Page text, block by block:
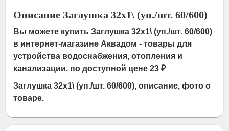
Описание Заглушка 32х1\ (уп./шт. 60/600)
Вы можете купить Заглушка 32х1\ (уп./шт. 60/600)
в интернет-магазине Аквадом - товары для
устройства водоснабжения, отопления и
канализации. по доступной цене 23 ₽
Заглушка 32х1\ (уп./шт. 60/600), описание, фото о
товаре.